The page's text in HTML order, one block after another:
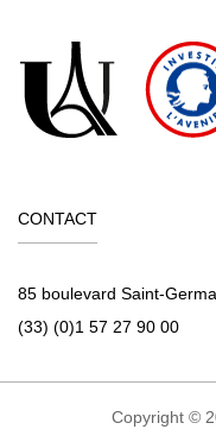
CONTACT
85 boulevard Saint-
(33) (0)1 57 27 90 00
Copyright ©